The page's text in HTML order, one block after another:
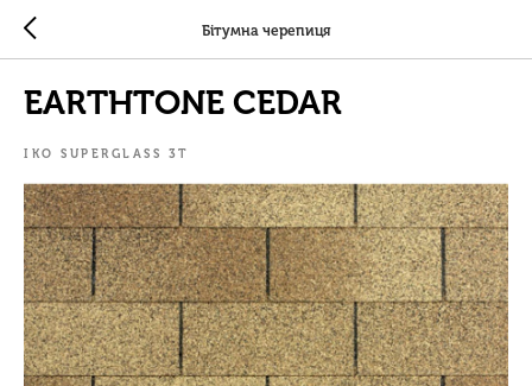
Бітумна черепиця
EARTHTONE CEDAR
IKO SUPERGLASS 3T